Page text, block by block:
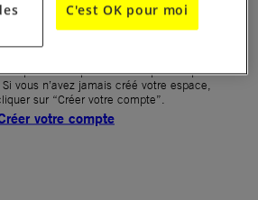
connexion ?
espace n’est pas automatique lorsque
vous n’avez jamais créé votre espace,
sur “Créer votre compte”.
votre compte
C'est OK pour moi